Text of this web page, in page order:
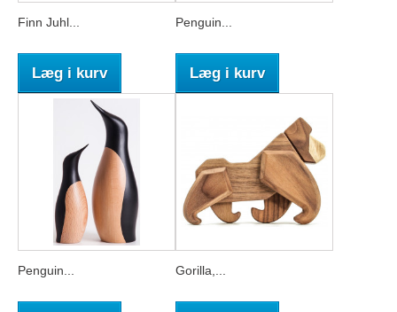
Finn Juhl...
Læg i kurv
Penguin...
Læg i kurv
Penguin... Gorilla,...